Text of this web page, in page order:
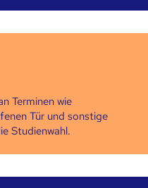
Terminen wie
Tür und sonstige
Studienwahl.